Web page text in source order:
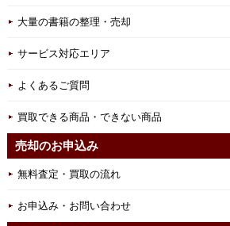
大量の書籍の整理・売却
サービス対応エリア
よくあるご質問
買取できる商品・できない商品
売却のお申込み
無料査定・買取の流れ
お申込み・お問い合わせ